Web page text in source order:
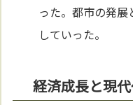
った。都市の発
していった。
経済成長と現